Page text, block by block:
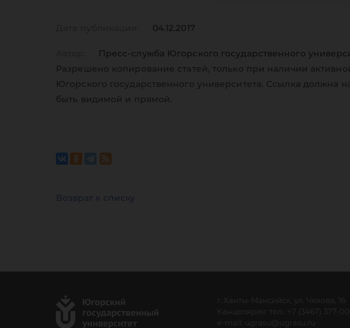
04.12.2017
Пресс-служба Югорского государственного
Разрешено копирование статей, только при наличии
Югорского государственного университета. Ссылка должна
быть видимой и прямой.
Возврат к списку
г. Ханты-Мансийск, ул. Чехова, 16
Канцелярия: тел.: +7 (3467) 377-
e-mail:
ugrasu@ugrasu.ru